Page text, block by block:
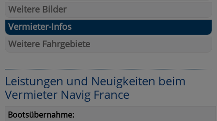
Weitere Bilder
Vermieter-Infos
Weitere Fahrgebiete
Leistungen und Neuigkeiten beim
Vermieter Navig France
Bootsübernahme: